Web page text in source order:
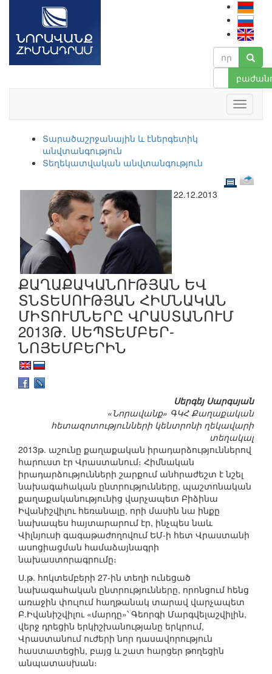
Տարածաշրջանային և էներգետիկ
անվտանգություն
Տեղեկատվական անվտանգություն
22.12.2013
ՔԱՂԱՔԱԿԱՆՈՒԹՅԱՆ ԵՎ
ՏՆՏԵՍՈՒԹՅԱՆ ՀԻՄՆԱԿԱՆ
ՄԻՏՈՒՄՆԵՐԸ ՎՐԱՍՏԱՆՈՒՄ
2013Թ. ՍԵՊՏԵՄԲԵՐ-
ՆՈՅԵՄԲԵՐԻՆ
Սերգեյ Սարգսյան
«Նորավանք» ԳԿՀ Քաղաքական
հետազոտությունների կենտրոնի ղեկավարի
տեղակալ
2013թ. աշունը քաղաքական իրադարձություններով
հարուստ էր Վրաստանում։ Հիմնական
իրադարձությունների շարքում անհրաժեշտ է նշել
նախագահական ընտրությունները, պաշտոնական
քաղաքականությունից վարչապետ Բիձինա
Իվանիշվիլու հեռանալը, որի մասին նա ինքը
նախապես հայտարարում էր, ինչպես նաև
Վիլնյուսի գագաթաժողովում ԵՄ-ի հետ Վրաստանի
ասոցիացման համաձայնագրի
նախաստորագրումը։
Ս.թ. հոկտեմբերի 27-ին տեղի ունեցած
նախագահական ընտրությունները, որոնցում հենց
առաջին փուլում հաղթանակ տարավ վարչապետ
Բ.Իվանիշվիլու «մարդը»՝ Գեորգի Մարգվելաշվիլին,
վերջ դրեցին երկիշխանությանը երկրում,
Վրաստանում ուժերի նոր դասավորություն
հաստատեցին, բայց և շատ հարցեր թողեցին
անպատասխան։